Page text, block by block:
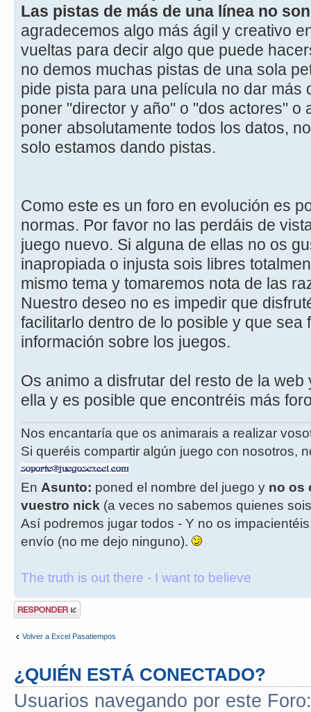
Las pistas de más de una línea no
agradecemos algo más ágil y creativo
vueltas para decir algo que puede
no demos muchas pistas de una sola
pide pista para una película no dar más
poner "director y año" o "dos actores" o
poner absolutamente todos los datos,
solo estamos dando pistas.
Como este es un foro en evolución es
normas. Por favor no las perdáis de
juego nuevo. Si alguna de ellas no os
inapropiada o injusta sois libres
mismo tema y tomaremos nota de las
Nuestro deseo no es impedir que
facilitarlo dentro de lo posible y que sea
información sobre los juegos.
Os animo a disfrutar del resto de la
ella y es posible que encontréis más
Nos encantaría que os animarais a realizar
Si queréis compartir algún juego con nosotros,
En Asunto: poned el nombre del juego y no os
vuestro nick (a veces no sabemos quienes
Así podremos jugar todos - Y no os
envío (no me dejo ninguno).
The truth is out there - I want to believe
Publicar una
respuesta
Volver a Excel Pasatiempos
¿QUIÉN ESTÁ CONECTADO?
Usuarios navegando por este